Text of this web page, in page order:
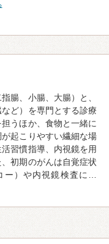
腸、小腸、大腸）と、
ど）を専門とする診療
うほか、食物と一緒に
起こりやすい繊細な場
習慣指導、内視鏡を用
初期のがんは自覚症状
ー）や内視鏡検査に…